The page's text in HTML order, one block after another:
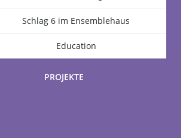
Schlag 6 im Ensemblehaus
Education
PROJEKTE